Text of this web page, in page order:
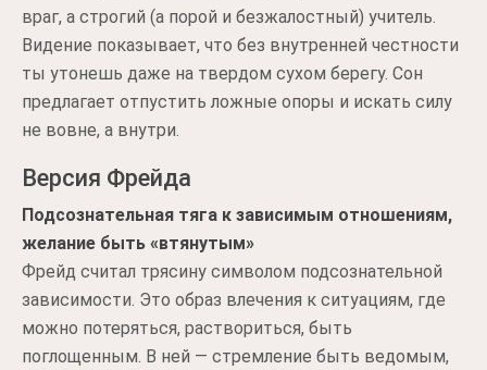
враг, а строгий (а порой и безжалостный) учитель.
Видение показывает, что без внутренней честности
ты утонешь даже на твердом сухом берегу. Сон
предлагает отпустить ложные опоры и искать силу
не вовне, а внутри.
Версия Фрейда
Подсознательная тяга к зависимым отношениям,
желание быть «втянутым»
Фрейд считал трясину символом подсознательной
зависимости. Это образ влечения к ситуациям, где
можно потеряться, раствориться, быть
поглощенным. В ней — стремление быть ведомым,